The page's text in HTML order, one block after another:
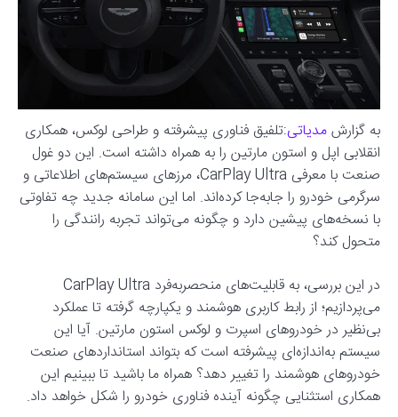
به گزارشمدیاتی:تلفیق فناوری پیشرفته و طراحی لوکس، همکاری
انقلابی اپل و استون مارتین را به همراه داشته است. این دو غول
صنعت با معرفی CarPlay Ultra، مرزهای سیستم‌های اطلاعاتی و
سرگرمی خودرو را جابه‌جا کرده‌اند. اما این سامانه جدید چه تفاوتی
با نسخه‌های پیشین دارد و چگونه می‌تواند تجربه رانندگی را
متحول کند؟
در این بررسی، به قابلیت‌های منحصربه‌فرد CarPlay Ultra
می‌پردازیم؛ از رابط کاربری هوشمند و یکپارچه گرفته تا عملکرد
بی‌نظیر در خودروهای اسپرت و لوکس استون مارتین. آیا این
سیستم به‌اندازه‌ای پیشرفته است که بتواند استانداردهای صنعت
خودروهای هوشمند را تغییر دهد؟ همراه ما باشید تا ببینیم این
همکاری استثنایی چگونه آینده فناوری خودرو را شکل خواهد داد.